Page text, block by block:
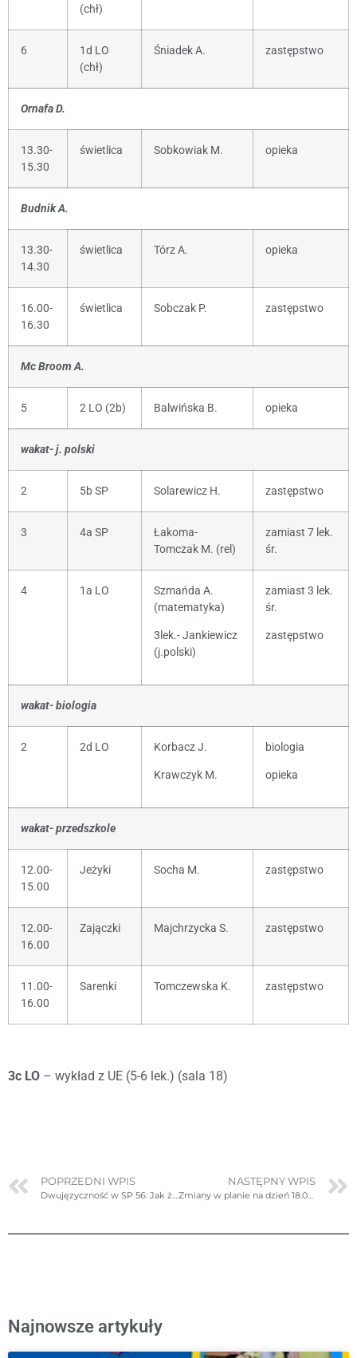
(chł)
6
1d LO
(chł)
Śniadek A. zastępstwo
Ornafa D.
13.30-
15.30
świetlica Sobkowiak M. opieka
Budnik A.
13.30-
14.30
świetlica Tórz A. opieka
16.00-
16.30
świetlica Sobczak P. zastępstwo
Mc Broom A.
5 2 LO (2b) Balwińska B. opieka
wakat- j. polski
2 5b SP Solarewicz H. zastępstwo
3 4a SP
Łakoma-
Tomczak M. (rel)
zamiast 7 lek.
śr.
4 1a LO
Szmańda A.
(matematyka)
3lek.- Jankiewicz
(j.polski)
zamiast 3 lek.
śr.
zastępstwo
wakat- biologia
2 2d LO Korbacz J.
Krawczyk M.
biologia
opieka
wakat- przedszkole
12.00-
15.00
Jeżyki Socha M. zastępstwo
12.00-
16.00
Zajączki Majchrzycka S. zastępstwo
11.00-
16.00
Sarenki Tomczewska K. zastępstwo
3c LO – wykład z UE (5-6 lek.) (sala 18)
POPRZEDNI WPIS NASTĘPNY WPIS
Zmiany w planie na dzień 18.01.2024r. (czwartek)
Najnowsze artykuły